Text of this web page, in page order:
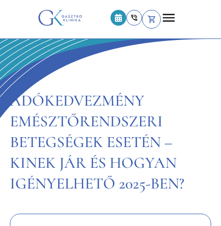
ADÓKEDVEZMÉNY
EMÉSZTŐRENDSZERI
BETEGSÉGEK ESETÉN –
KINEK JÁR ÉS HOGYAN
IGÉNYELHETŐ 2025-BEN?